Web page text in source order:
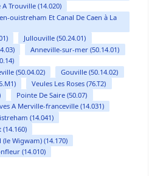
Trouville (14.020)
ouistreham Et Canal De Caen à La
Jullouville (50.24.01)
Anneville-sur-mer (50.14.01)
(50.04.02)
Gouville (50.14.02)
Veules Les Roses (76.T2)
Pointe De Saire (50.07)
A Merville-franceville (14.031)
(14.041)
Wigwam) (14.170)
(14.010)